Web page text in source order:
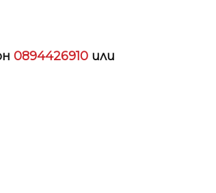
0894426910или